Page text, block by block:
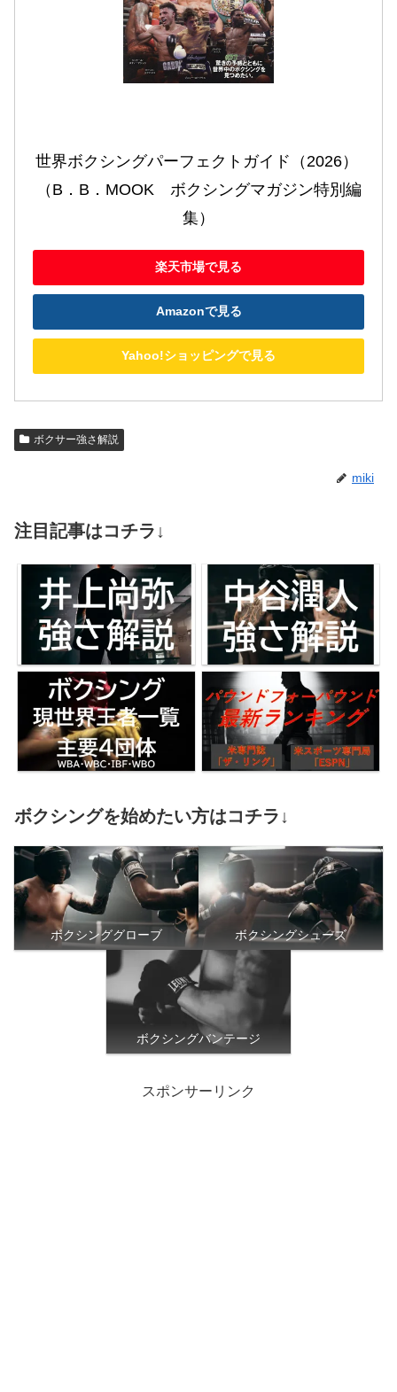
世界ボクシングパーフェクトガイド（2026）
（B．B．MOOK　ボクシングマガジン特別編
集）
楽天市場で見る
Amazonで見る
Yahoo!ショッピングで見る
ボクサー強さ解説
miki
注目記事はコチラ↓
ボクシングを始めたい方はコチラ↓
ボクシンググローブ ボクシングシューズ
ボクシングバンテージ
スポンサーリンク